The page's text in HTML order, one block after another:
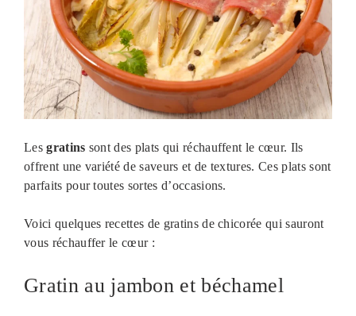
Lesgratins sont des plats qui réchauffent le cœur. Ils
offrent une variété de saveurs et de textures. Ces plats sont
parfaits pour toutes sortes d’occasions.
Voici quelques recettes de gratins de chicorée qui sauront
vous réchauffer le cœur :
Gratin au jambon et béchamel